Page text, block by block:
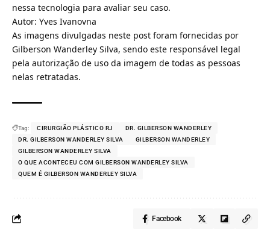
nessa tecnologia para avaliar seu caso.
Autor: Yves Ivanovna
As imagens divulgadas neste post foram fornecidas por
Gilberson Wanderley Silva, sendo este responsável legal
pela autorização de uso da imagem de todas as pessoas
nelas retratadas.
Tag: CIRURGIÃO PLÁSTICO RJ
DR. GILBERSON WANDERLEY
DR. GILBERSON WANDERLEY SILVA
GILBERSON WANDERLEY
GILBERSON WANDERLEY SILVA
O QUE ACONTECEU COM GILBERSON WANDERLEY SILVA
QUEM É GILBERSON WANDERLEY SILVA
Facebook